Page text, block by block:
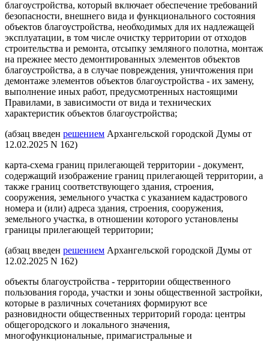
благоустройства, который включает обеспечение требований
безопасности, внешнего вида и функционального состояния
объектов благоустройства, необходимых для их надлежащей
эксплуатации, в том числе очистку территории от отходов
строительства и ремонта, отсыпку земляного полотна, монтаж
на прежнее место демонтированных элементов объектов
благоустройства, а в случае повреждения, уничтожения при
демонтаже элементов объектов благоустройства - их замену,
выполнение иных работ, предусмотренных настоящими
Правилами, в зависимости от вида и технических
характеристик объектов благоустройства;
(абзац введен решением Архангельской городской Думы от
12.02.2025 N 162)
карта-схема границ прилегающей территории - документ,
содержащий изображение границ прилегающей территории, а
также границ соответствующего здания, строения,
сооружения, земельного участка с указанием кадастрового
номера и (или) адреса здания, строения, сооружения,
земельного участка, в отношении которого установлены
границы прилегающей территории;
(абзац введен решением Архангельской городской Думы от
12.02.2025 N 162)
объекты благоустройства - территории общественного
пользования города, участки и зоны общественной застройки,
которые в различных сочетаниях формируют все
разновидности общественных территорий города: центры
общегородского и локального значения,
многофункциональные, примагистральные и